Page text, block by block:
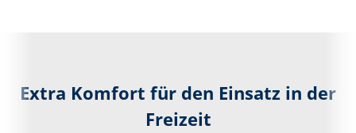
Extra Komfort für den Einsatz in der
Freizeit